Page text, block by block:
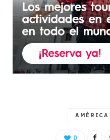
AMÉRICA
0